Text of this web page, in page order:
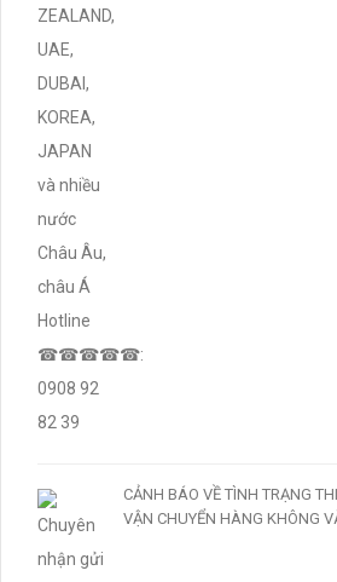
CẢNH BÁO VỀ TÌNH TRẠNG
VẬN CHUYỂN HÀNG KHÔNG